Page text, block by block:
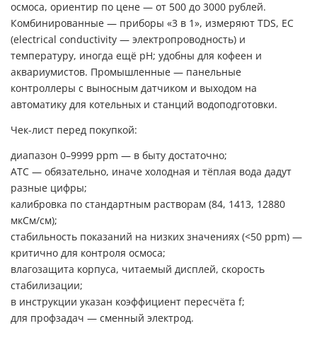
осмоса, ориентир по цене — от 500 до 3000 рублей.
Комбинированные — приборы «3 в 1», измеряют TDS, EC
(electrical conductivity — электропроводность) и
температуру, иногда ещё pH; удобны для кофеен и
аквариумистов. Промышленные — панельные
контроллеры с выносным датчиком и выходом на
автоматику для котельных и станций водоподготовки.
Чек-лист перед покупкой:
диапазон 0–9999 ppm — в быту достаточно;
ATC — обязательно, иначе холодная и тёплая вода дадут
разные цифры;
калибровка по стандартным растворам (84, 1413, 12880
мкСм/см);
стабильность показаний на низких значениях (<50 ppm) —
критично для контроля осмоса;
влагозащита корпуса, читаемый дисплей, скорость
стабилизации;
в инструкции указан коэффициент пересчёта f;
для профзадач — сменный электрод.